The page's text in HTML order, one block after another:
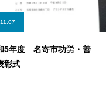
5年度 名寄市功労・善
彰式